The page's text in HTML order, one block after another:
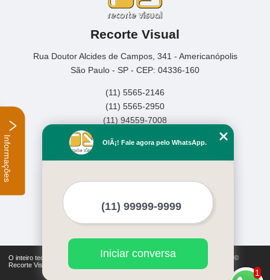
Recorte Visual
Rua Doutor Alcides de Campos, 341 - Americanópolis
São Paulo - SP - CEP: 04336-160
(11) 5565-2146
(11) 5565-2950
(11) 94559-7008
Home
Serviços
Mapa do site
Mais Serviços
O inteiro teor deste site está sujeito à proteção de direitos autorais. Copyright©
Recorte Visual (Lei 9610 de 19/02/1998)
1
OlÃ¡! Fale agora pelo WhatsApp.
Iniciar conversa
Informações